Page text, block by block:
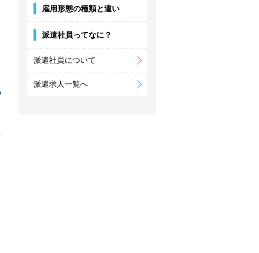
雇用形態の種類と違い
派遣社員ってなに？
派遣社員について
派遣求人一覧へ